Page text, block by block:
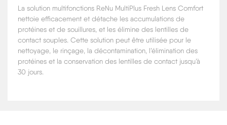
La solution multifonctions ReNu MultiPlus Fresh Lens Comfort
nettoie efficacement et détache les accumulations de
protéines et de souillures, et les élimine des lentilles de
contact souples. Cette solution peut être utilisée pour le
nettoyage, le rinçage, la décontamination, l’élimination des
protéines et la conservation des lentilles de contact jusqu’à
30 jours.